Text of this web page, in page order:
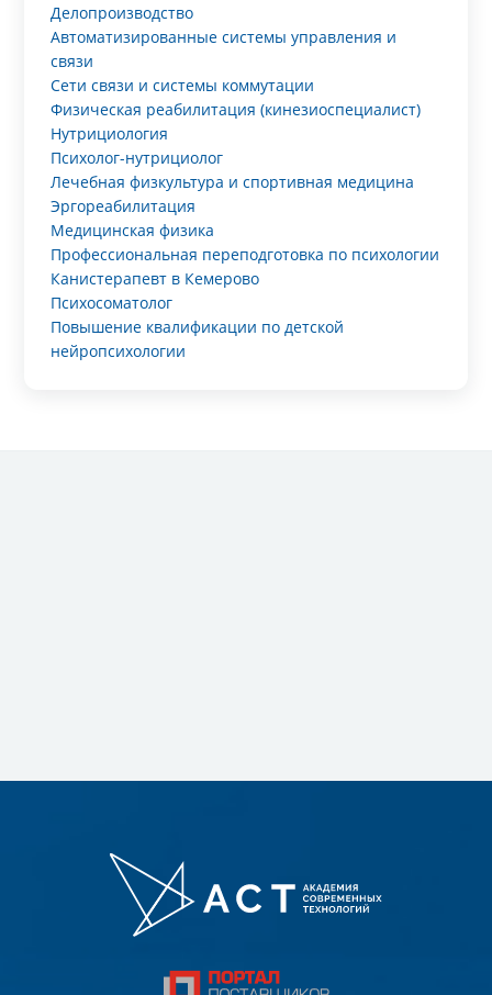
Делопроизводство
Автоматизированные системы управления и
связи
Сети связи и системы коммутации
Физическая реабилитация (кинезиоспециалист)
Нутрициология
Психолог-нутрициолог
Лечебная физкультура и спортивная медицина
Эргореабилитация
Медицинская физика
Профессиональная переподготовка по психологии
Канистерапевт в Кемерово
Психосоматолог
Повышение квалификации по детской
нейропсихологии